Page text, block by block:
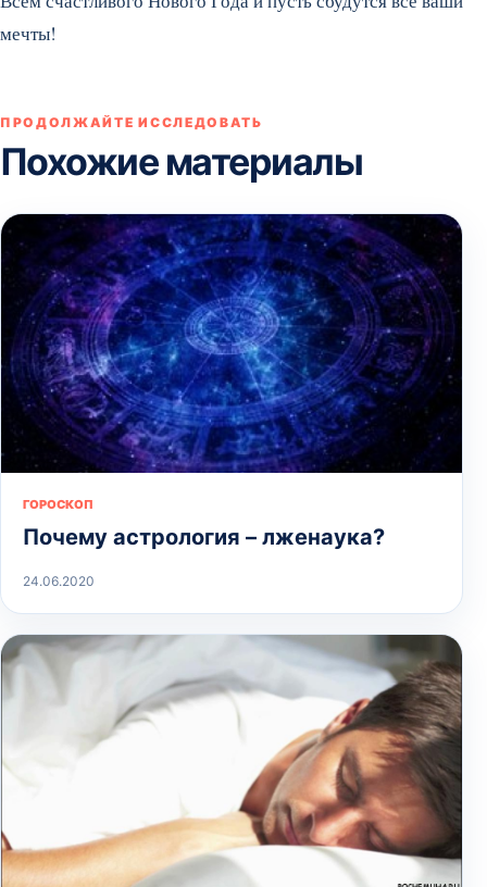
мечты!
ПРОДОЛЖАЙТЕ ИССЛЕДОВАТЬ
Похожие материалы
ГОРОСКОП
Почему астрология – лженаука?
24.06.2020